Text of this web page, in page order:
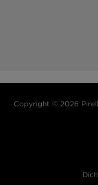
Copyright © 2026